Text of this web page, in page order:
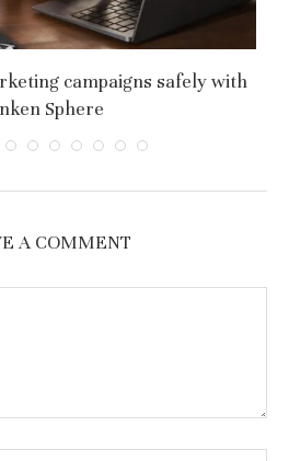
campaigns safely with
Sphere
A COMMENT